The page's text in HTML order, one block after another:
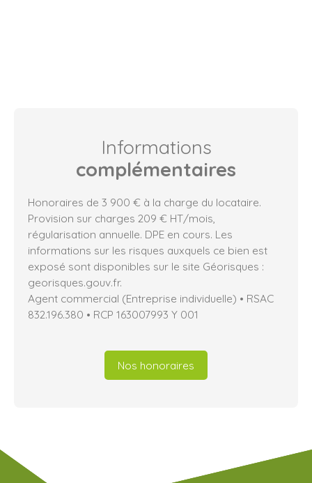
Informations
complémentaires
Honoraires de 3 900 € à la charge du locataire.
Provision sur charges 209 € HT/mois,
régularisation annuelle. DPE en cours. Les
informations sur les risques auxquels ce bien est
exposé sont disponibles sur le site Géorisques :
georisques.gouv.fr.
Agent commercial (Entreprise individuelle) • RSAC
832.196.380 • RCP 163007993 Y 001
Nos honoraires